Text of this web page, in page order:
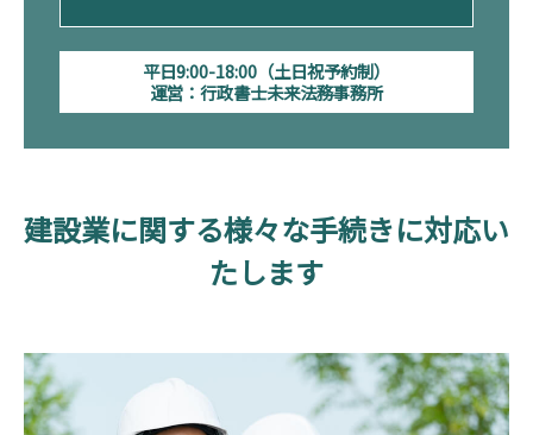
平日9:00-18:00（土日祝予約制）
運営：行政書士未来法務事務所
建設業に関する様々な手続きに対応い
たします